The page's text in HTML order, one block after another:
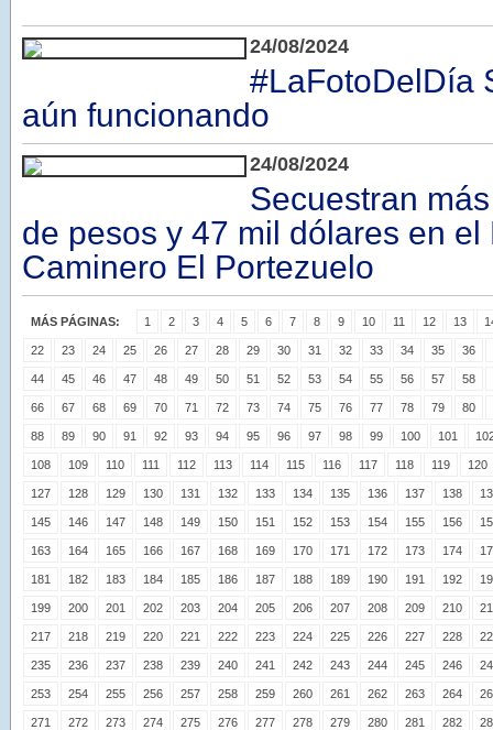
24/08/2024
#LaFotoDelDía
aún funcionando
24/08/2024
Secuestran
de pesos y 47 mil dólares en el
Caminero El Portezuelo
MÁS PÁGINAS: 1 2 3 4 5 6 7 8 9 10 11 12 13
22 23 24 25 26 27 28 29 30 31 32 33 34 35 36
44 45 46 47 48 49 50 51 52 53 54 55 56 57 58
66 67 68 69 70 71 72 73 74 75 76 77 78 79 80
88 89 90 91 92 93 94 95 96 97 98 99 100 101
108 109 110 111 112 113 114 115 116 117 118 119 120
127 128 129 130 131 132 133 134 135 136 137 138
145 146 147 148 149 150 151 152 153 154 155 156
163 164 165 166 167 168 169 170 171 172 173 174
181 182 183 184 185 186 187 188 189 190 191 192
199 200 201 202 203 204 205 206 207 208 209 210
217 218 219 220 221 222 223 224 225 226 227 228
235 236 237 238 239 240 241 242 243 244 245 246
253 254 255 256 257 258 259 260 261 262 263 264
271 272 273 274 275 276 277 278 279 280 281 282